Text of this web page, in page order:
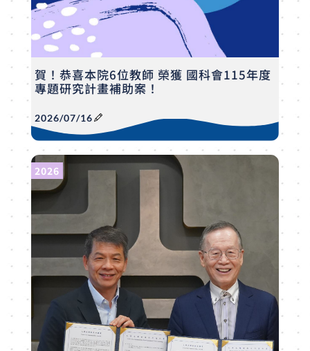
賀！恭喜本院6位教師 榮獲 國科會115年度
專題研究計畫補助案！
2026/07/16
2026